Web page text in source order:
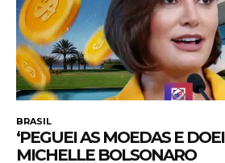
BRASIL
‘PEGUEI AS MOEDAS E
MICHELLE BOLSONARO